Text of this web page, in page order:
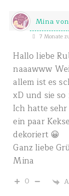
Mina
7 Monate
Hallo liebe
naaawww
allem ist es
xD und sie
Ich hatte
ein paar
dekoriert 😀
Ganz liebe
Mina
0